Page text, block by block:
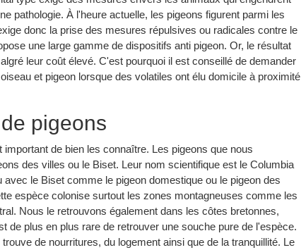
pathologie. À l'heure actuelle, les pigeons figurent parmi les
donc la prise des mesures répulsives ou radicales contre le
une large gamme de dispositifs anti pigeon. Or, le résultat
leur coût élevé. C'est pourquoi il est conseillé de demander
et pigeon lorsque des volatiles ont élu domicile à proximité
pigeons
de bien les connaître. Les pigeons que nous
des villes ou le Biset. Leur nom scientifique est le Columbia
le Biset comme le pigeon domestique ou le pigeon des
espèce colonise surtout les zones montagneuses comme les
Nous le retrouvons également dans les côtes bretonnes,
de plus en plus rare de retrouver une souche pure de l'espèce.
de nourritures, du logement ainsi que de la tranquillité. Le